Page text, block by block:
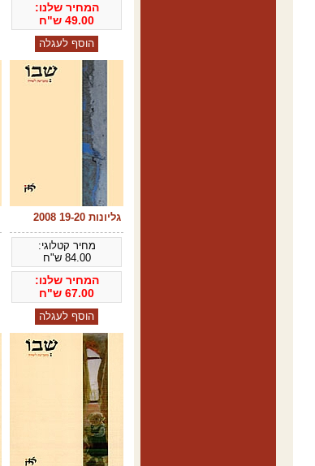
המחיר שלנו:
49.00 ש"ח
גליונות 19-20 2008
מחיר קטלוגי:
84.00 ש"ח
המחיר שלנו:
67.00 ש"ח